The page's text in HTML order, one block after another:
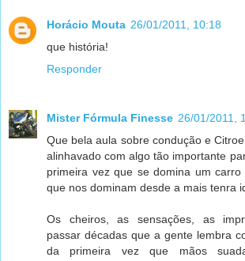
Horácio Mouta 26/01/2011, 10:18
que história!
Responder
Mister Fórmula Finesse 26/01/2011,
Que bela aula sobre condução e
alinhavado com algo tão importante
primeira vez que se domina um
que nos dominam desde a mais tenra
Os cheiros, as sensações, as
passar décadas que a gente lembra
da primeira vez que mãos